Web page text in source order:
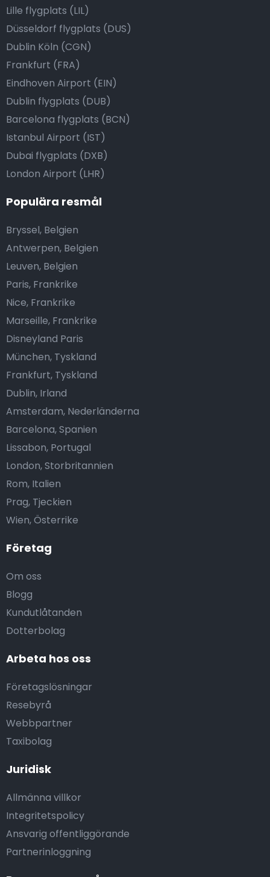
Företag
Om oss
Blogg
Kundutlåtanden
Dotterbolag
Arbeta hos oss
Företagslösningar
Resebyrå
Webbpartner
Taxibolag
Juridisk
Allmänna villkor
Integritetspolicy
Ansvarig offentliggörande
Partnerinloggning
Lille flygplats (LIL)
Düsseldorf flygplats (DUS)
Dublin Köln (CGN)
Frankfurt (FRA)
Eindhoven Airport (EIN)
Dublin flygplats (DUB)
Barcelona flygplats (BCN)
Istanbul Airport (IST)
Dubai flygplats (DXB)
London Airport (LHR)
Populära resmål
Bryssel, Belgien
Antwerpen, Belgien
Leuven, Belgien
Paris, Frankrike
Nice, Frankrike
Marseille, Frankrike
Disneyland Paris
München, Tyskland
Frankfurt, Tyskland
Dublin, Irland
Amsterdam, Nederländerna
Barcelona, Spanien
Lissabon, Portugal
London, Storbritannien
Rom, Italien
Prag, Tjeckien
Wien, Österrike